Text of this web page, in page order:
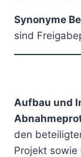
Synonyme
sind
Aufbau und
den
Projekt